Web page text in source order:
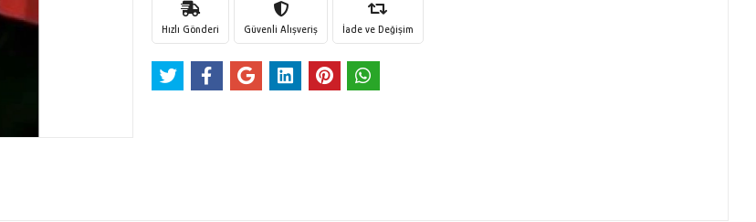
Hızlı Gönderi Güvenli Alışveriş İade ve Değişim